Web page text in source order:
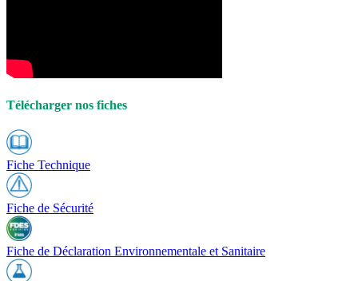
Télécharger nos fiches
Fiche Technique
Fiche de Sécurité
Fiche de Déclaration Environnementale et Sanitaire